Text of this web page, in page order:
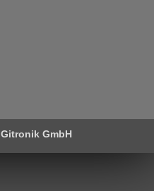
Gitronik GmbH